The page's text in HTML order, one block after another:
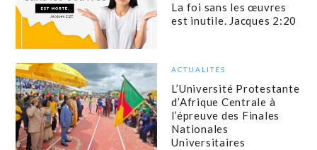
La foi sans les œuvres
est inutile. Jacques 2:20
ACTUALITÉS
L’Université Protestante
d’Afrique Centrale à
l’épreuve des Finales
Nationales
Universitaires